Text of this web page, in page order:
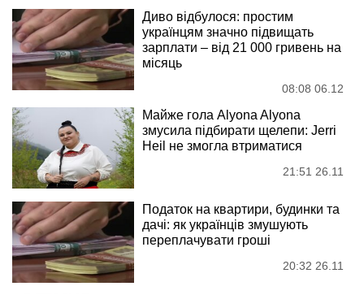
Диво відбулося: простим
українцям значно підвищать
зарплати – від 21 000 гривень на
місяць
08:08 06.12
Майже гола Alyona Alyona
змусила підбирати щелепи: Jerri
Heil не змогла втриматися
21:51 26.11
Податок на квартири, будинки та
дачі: як українців змушують
переплачувати гроші
20:32 26.11